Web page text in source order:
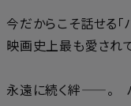
今だからこそ話せる
映画史上最も愛され
永遠に続く絆——。